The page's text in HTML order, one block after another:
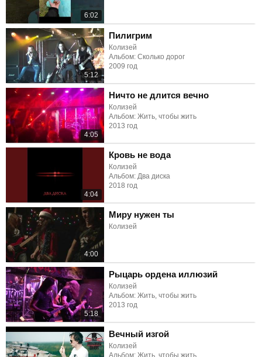
6:02
5:12
Пилигрим
Колизей
Альбом: Сколько дорог
2009 год
4:05
Ничто не длится вечно
Колизей
Альбом: Жить, чтобы жить
2013 год
4:04
Кровь не вода
Колизей
Альбом: Два диска
2018 год
4:00
Миру нужен ты
Колизей
5:18
Рыцарь ордена иллюзий
Колизей
Альбом: Жить, чтобы жить
2013 год
Вечный изгой
Колизей
Альбом: Жить, чтобы жить